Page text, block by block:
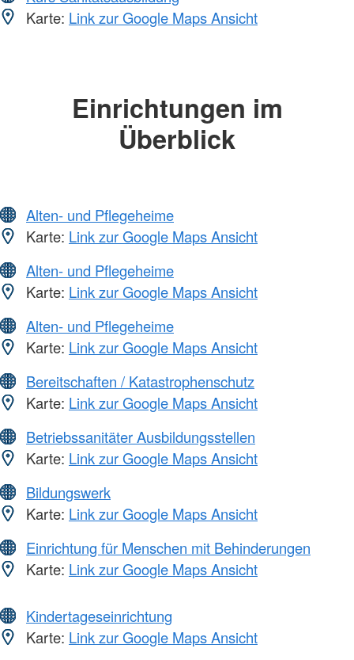
Karte: Link zur Google Maps Ansicht
Einrichtungen im
Überblick
Alten- und Pflegeheime
Karte: Link zur Google Maps Ansicht
Alten- und Pflegeheime
Karte: Link zur Google Maps Ansicht
Alten- und Pflegeheime
Karte: Link zur Google Maps Ansicht
Bereitschaften / Katastrophenschutz
Karte: Link zur Google Maps Ansicht
Betriebssanitäter Ausbildungsstellen
Karte: Link zur Google Maps Ansicht
Bildungswerk
Karte: Link zur Google Maps Ansicht
Einrichtung für Menschen mit Behinderungen
Karte: Link zur Google Maps Ansicht
Kindertageseinrichtung
Karte: Link zur Google Maps Ansicht